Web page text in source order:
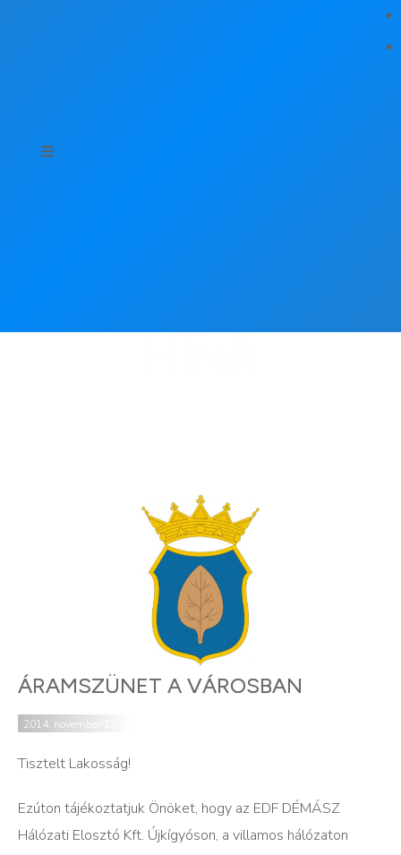
ÁRAMSZÜNET A VÁROSBAN
2014. november 17.
Tisztelt Lakosság!
Ezúton tájékoztatjuk Önöket, hogy az EDF DÉMÁSZ
Hálózati Elosztó Kft. Újkígyóson, a villamos hálózaton